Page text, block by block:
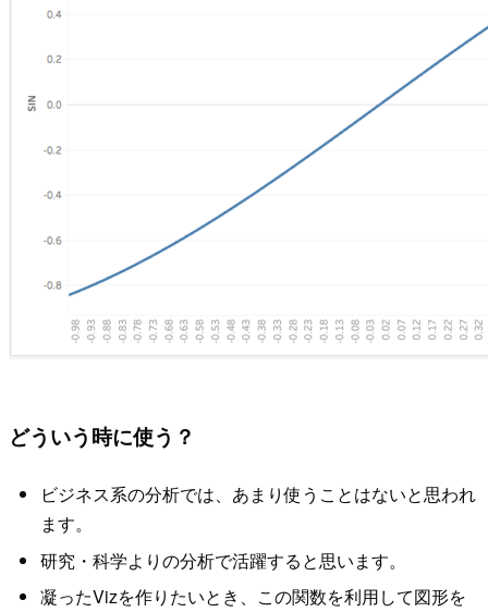
どういう時に使う？
ビジネス系の分析では、あまり使うことはないと思われ
ます。
研究・科学よりの分析で活躍すると思います。
凝ったVizを作りたいとき、この関数を利用して図形を